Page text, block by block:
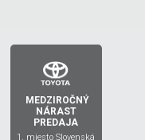
2019
MEDZIROČNÝ
NÁRAST
PREDAJA
1. miesto Slovenská